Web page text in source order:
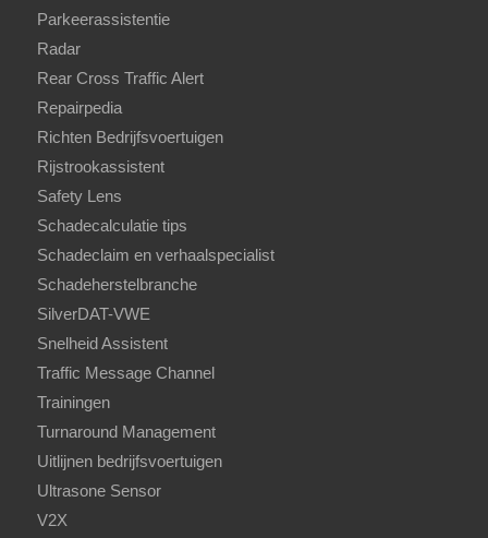
Parkeerassistentie
Radar
Rear Cross Traffic Alert
Repairpedia
Richten Bedrijfsvoertuigen
Rijstrookassistent
Safety Lens
Schadecalculatie tips
Schadeclaim en verhaalspecialist
Schadeherstelbranche
SilverDAT-VWE
Snelheid Assistent
Traffic Message Channel
Trainingen
Turnaround Management
Uitlijnen bedrijfsvoertuigen
Ultrasone Sensor
V2X